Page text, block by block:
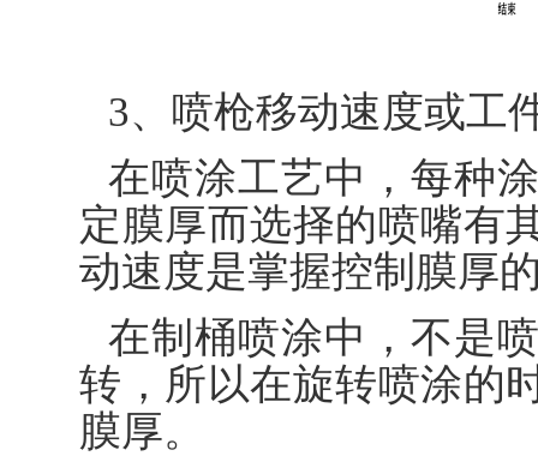
3、喷枪移动速度或工
在喷涂工艺中，每种
定膜厚而选择的喷嘴有
动速度是掌握控制膜厚
在制桶喷涂中，不是
转，所以在旋转喷涂的
膜厚。